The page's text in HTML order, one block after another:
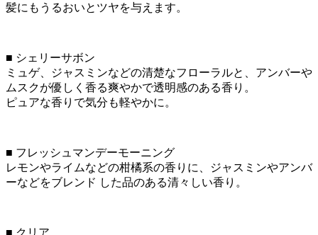
髪にもうるおいとツヤを与えます。
■ シェリーサボン
ミュゲ、ジャスミンなどの清楚なフローラルと、アンバーや
ムスクが優しく香る爽やかで透明感のある香り。
ピュアな香りで気分も軽やかに。
■ フレッシュマンデーモーニング
レモンやライムなどの柑橘系の香りに、ジャスミンやアンバ
ーなどをブレンド した品のある清々しい香り。
■ クリア